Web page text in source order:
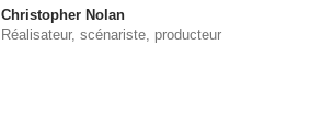
Christopher Nolan
Réalisateur, scénariste, producteur